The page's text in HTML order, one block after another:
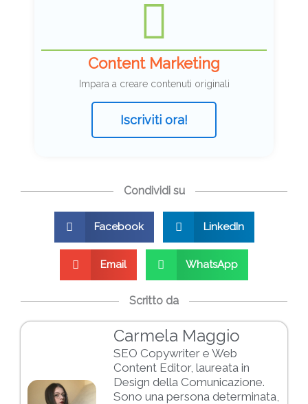
Content Marketing
Impara a creare contenuti originali
Iscriviti ora!
Condividi su
Facebook LinkedIn
Email WhatsApp
Scritto da
Carmela Maggio
SEO Copywriter e Web
Content Editor, laureata in
Design della Comunicazione.
Sono una persona determinata,